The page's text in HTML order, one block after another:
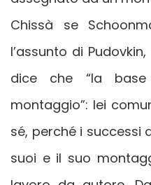
Chissà se
l’assunto di
dice che “la
montaggio”: lei
sé, perché i successi
suoi e il suo